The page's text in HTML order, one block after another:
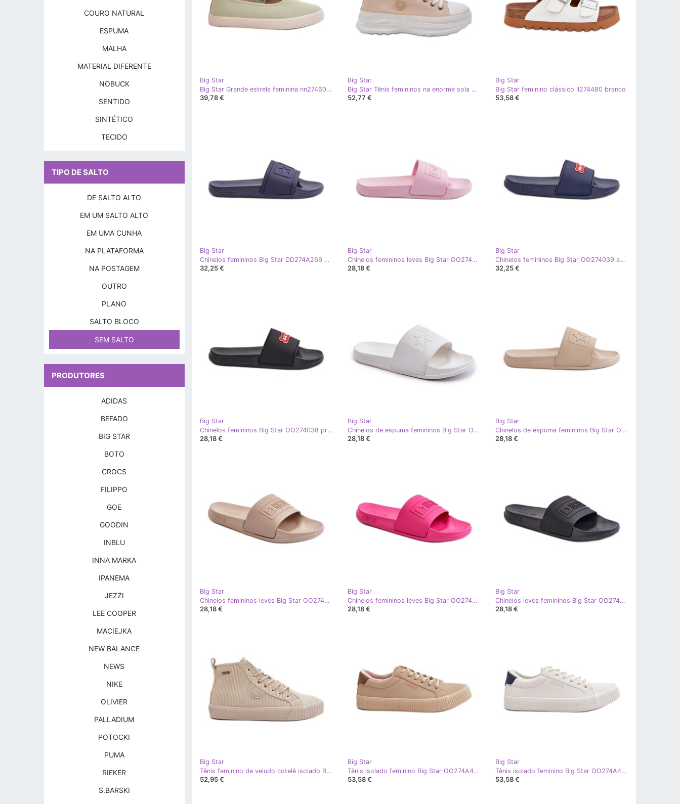
Big Star
Big Star Grande estrela feminina nn274604 tênis verde claro
39,78 €
Big Star
Big Star Tênis femininos na enorme sola grande NN274127 bege
52,77 €
Big Star
Big Star feminino clássico ll274480 branco
53,58 €
Big Star
Chinelos femininos Big Star DD274A269 Azul marinho
32,25 €
Big Star
Chinelos femininos leves Big Star OO274036 rosa
28,18 €
Big Star
Chinelos femininos Big Star OO274039 azul marinho
32,25 €
Big Star
Chinelos femininos Big Star OO274038 pretos
28,18 €
Big Star
Chinelos de espuma femininos Big Star OO274042 Branco
28,18 €
Big Star
Chinelos de espuma femininos Big Star OO274043 Bege
28,18 €
Big Star
Chinelos femininos leves Big Star OO274035 bege
28,18 €
Big Star
Chinelos femininos leves Big Star OO274037 fúcsia rosa
28,18 €
Big Star
Chinelos leves femininos Big Star OO274044 pretos
28,18 €
Big Star
Tênis feminino de veludo cotelê isolado Big Star OO274771 Hi-Poly System bege
52,95 €
Big Star
Tênis isolado feminino Big Star OO274A461 bege
53,58 €
Big Star
Tênis isolado feminino Big Star OO274A460 branco
53,58 €
COURO NATURAL
ESPUMA
MALHA
MATERIAL DIFERENTE
NOBUCK
SENTIDO
SINTÉTICO
TECIDO
TIPO DE SALTO
DE SALTO ALTO
EM UM SALTO ALTO
EM UMA CUNHA
NA PLATAFORMA
NA POSTAGEM
OUTRO
PLANO
SALTO BLOCO
SEM SALTO
PRODUTORES
ADIDAS
BEFADO
BIG STAR
BOTO
CROCS
FILIPPO
GOE
GOODIN
INBLU
INNA MARKA
IPANEMA
JEZZI
LEE COOPER
MACIEJKA
NEW BALANCE
NEWS
NIKE
OLIVIER
PALLADIUM
POTOCKI
PUMA
RIEKER
S.BARSKI